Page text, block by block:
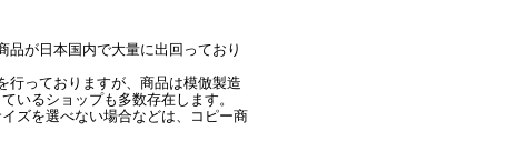
が日本国内で大量に出回っており
行っておりますが、商品は模倣製造
いるショップも多数存在します。
ズを選べない場合などは、コピー商